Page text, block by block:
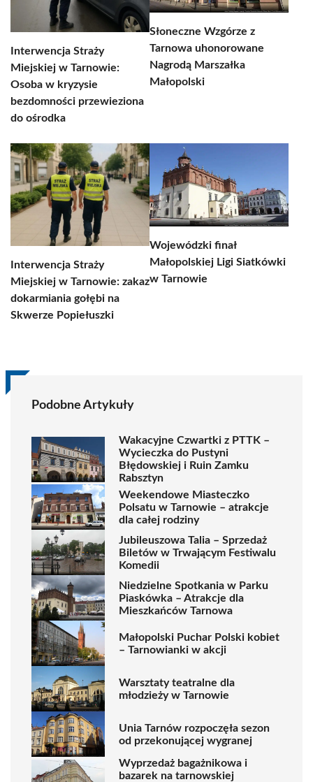
Interwencja Straży
Miejskiej w Tarnowie:
Osoba w kryzysie
bezdomności przewieziona
do ośrodka
Słoneczne Wzgórze z
Tarnowa uhonorowane
Nagrodą Marszałka
Małopolski
Interwencja Straży
Miejskiej w Tarnowie: zakaz
dokarmiania gołębi na
Skwerze Popiełuszki
Wojewódzki finał
Małopolskiej Ligi Siatkówki
w Tarnowie
Podobne Artykuły
Wakacyjne Czwartki z PTTK –
Wycieczka do Pustyni
Błędowskiej i Ruin Zamku
Rabsztyn
Weekendowe Miasteczko
Polsatu w Tarnowie – atrakcje
dla całej rodziny
Jubileuszowa Talia – Sprzedaż
Biletów w Trwającym Festiwalu
Komedii
Niedzielne Spotkania w Parku
Piaskówka – Atrakcje dla
Mieszkańców Tarnowa
Małopolski Puchar Polski kobiet
– Tarnowianki w akcji
Warsztaty teatralne dla
młodzieży w Tarnowie
Unia Tarnów rozpoczęła sezon
od przekonującej wygranej
Wyprzedaż bagażnikowa i
bazarek na tarnowskiej